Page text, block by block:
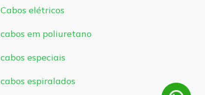
Cabos elétricos
cabos em poliuretano
cabos especiais
cabos espiralados